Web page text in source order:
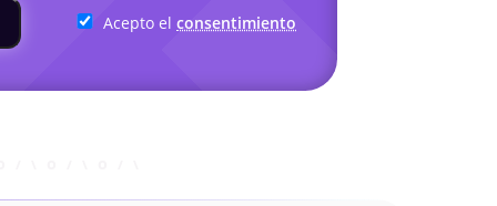
Acepto elconsentimiento